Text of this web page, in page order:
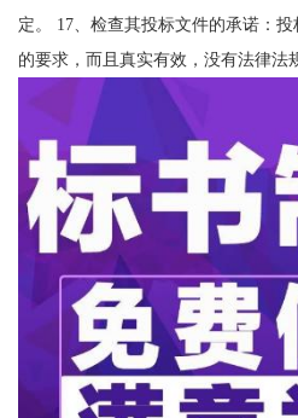
定。 17、检查其投标文件的承诺：
的要求，而且真实有效，没有法律法